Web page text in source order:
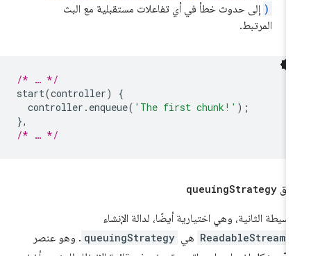
إلى حدوث خطأ في أي تفاعلات مستقبلية مع البث
المرتبط.
/* … */
start(controller
controller.enqueue('The first chunk!'
/* … */
queuingStrategy
الثانية، وهي اختيارية أيضًا، لدالة الإنشاء
هي queuingStrategy . وهو عنصر